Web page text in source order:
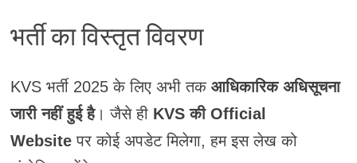
भर्ती का विस्तृत विवरण
KVS भर्ती 2025 के लिए अभी तक आधिकारिक अधिसूचना
जारी नहीं हुई है। जैसे ही KVS की Official
Websiteपर कोई अपडेट मिलेगा, हम इस लेख को